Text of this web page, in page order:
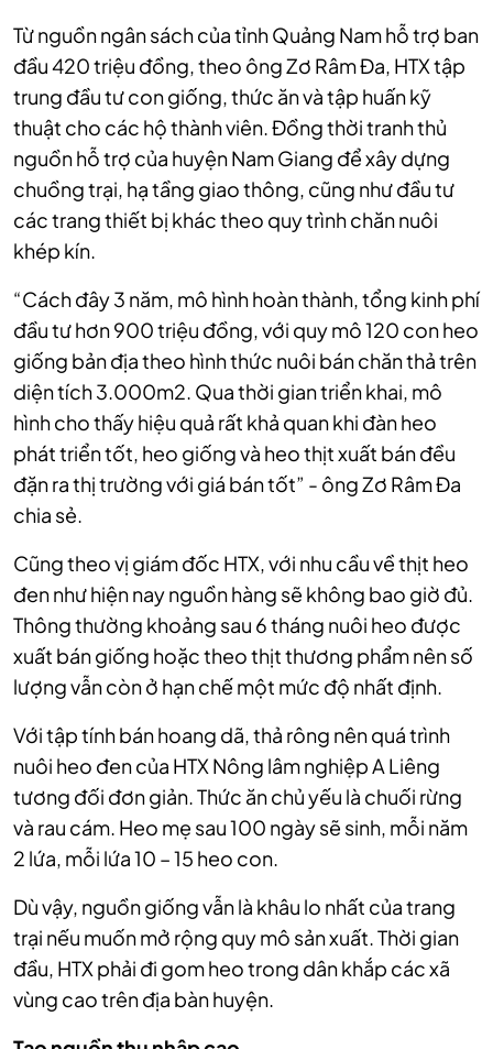
Từ nguồn ngân sách của tỉnh Quảng Nam hỗ trợ ban
đầu 420 triệu đồng, theo ông Zơ Râm Đa, HTX tập
trung đầu tư con giống, thức ăn và tập huấn kỹ
thuật cho các hộ thành viên. Đồng thời tranh thủ
nguồn hỗ trợ của huyện Nam Giang để xây dựng
chuồng trại, hạ tầng giao thông, cũng như đầu tư
các trang thiết bị khác theo quy trình chăn nuôi
khép kín.
“Cách đây 3 năm, mô hình hoàn thành, tổng kinh phí
đầu tư hơn 900 triệu đồng, với quy mô 120 con heo
giống bản địa theo hình thức nuôi bán chăn thả trên
diện tích 3.000m2. Qua thời gian triển khai, mô
hình cho thấy hiệu quả rất khả quan khi đàn heo
phát triển tốt, heo giống và heo thịt xuất bán đều
đặn ra thị trường với giá bán tốt” - ông Zơ Râm Đa
chia sẻ.
Cũng theo vị giám đốc HTX, với nhu cầu về thịt heo
đen như hiện nay nguồn hàng sẽ không bao giờ đủ.
Thông thường khoảng sau 6 tháng nuôi heo được
xuất bán giống hoặc theo thịt thương phẩm nên số
lượng vẫn còn ở hạn chế một mức độ nhất định.
Với tập tính bán hoang dã, thả rông nên quá trình
nuôi heo đen của HTX Nông lâm nghiệp A Liêng
tương đối đơn giản. Thức ăn chủ yếu là chuối rừng
và rau cám. Heo mẹ sau 100 ngày sẽ sinh, mỗi năm
2 lứa, mỗi lứa 10 – 15 heo con.
Dù vậy, nguồn giống vẫn là khâu lo nhất của trang
trại nếu muốn mở rộng quy mô sản xuất. Thời gian
đầu, HTX phải đi gom heo trong dân khắp các xã
vùng cao trên địa bàn huyện.